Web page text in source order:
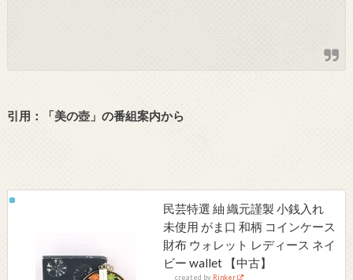
引用：「美の壺」の番組案内から
民芸特選 紬 織元謹製 小銭入れ
未使用 がま口 和柄 コインケース
財布 ウォレット レディース ネイ
ビー wallet 【中古】
created by Rinker